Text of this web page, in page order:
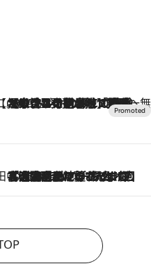
星野リゾート】唯一無二。癒しと発見が待つ場所へ
2026.8.7
【トンボの足水浴】ヒノキの香りに包まれて涼感マックス！約13℃の湧水かけ流しを避暑地「星野温泉 トンボの湯」で体験
中稲の勝手に再ブーム
2026.8.7
「湘南乃風に憧れて」観客大盛上がりの“タオル回し”に、ラッパー顔負けの高速歌唱まで…さだまさし（74）のアグレッシブすぎる現在地